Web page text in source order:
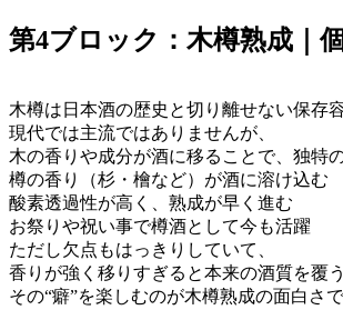
第4ブロック：木樽熟成｜
木樽は日本酒の歴史と切り離せない保存容
現代では主流ではありませんが、
木の香りや成分が酒に移ることで、独特
樽の香り（杉・檜など）が酒に溶け込む
酸素透過性が高く、熟成が早く進む
お祭りや祝い事で樽酒として今も活躍
ただし欠点もはっきりしていて、
香りが強く移りすぎると本来の酒質を覆
その“癖”を楽しむのが木樽熟成の面白さで